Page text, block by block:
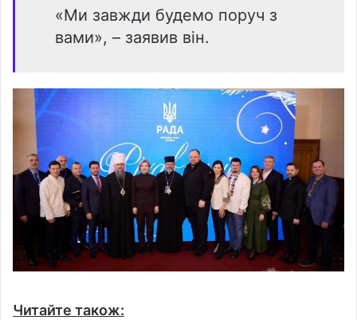
«Ми завжди будемо поруч з
вами», – заявив він.
Читайте також: